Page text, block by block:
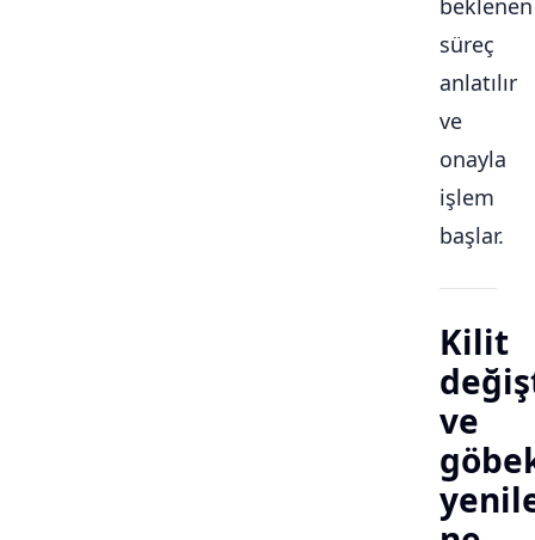
beklenen
süreç
anlatılır
ve
onayla
işlem
başlar.
Kilit
ve